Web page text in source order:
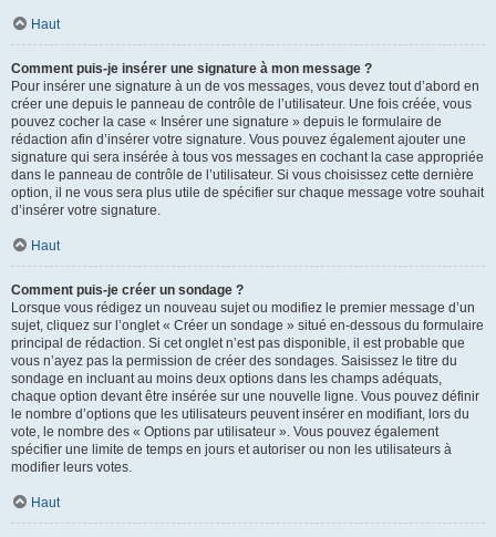
Haut
Comment puis-je insérer une signature à mon message ?
Pour insérer une signature à un de vos messages, vous devez tout d’abord en
créer une depuis le panneau de contrôle de l’utilisateur. Une fois créée, vous
pouvez cocher la case « Insérer une signature » depuis le formulaire de
rédaction afin d’insérer votre signature. Vous pouvez également ajouter une
signature qui sera insérée à tous vos messages en cochant la case appropriée
dans le panneau de contrôle de l’utilisateur. Si vous choisissez cette dernière
option, il ne vous sera plus utile de spécifier sur chaque message votre souhait
d’insérer votre signature.
Haut
Comment puis-je créer un sondage ?
Lorsque vous rédigez un nouveau sujet ou modifiez le premier message d’un
sujet, cliquez sur l’onglet « Créer un sondage » situé en-dessous du formulaire
principal de rédaction. Si cet onglet n’est pas disponible, il est probable que
vous n’ayez pas la permission de créer des sondages. Saisissez le titre du
sondage en incluant au moins deux options dans les champs adéquats,
chaque option devant être insérée sur une nouvelle ligne. Vous pouvez définir
le nombre d’options que les utilisateurs peuvent insérer en modifiant, lors du
vote, le nombre des « Options par utilisateur ». Vous pouvez également
spécifier une limite de temps en jours et autoriser ou non les utilisateurs à
modifier leurs votes.
Haut